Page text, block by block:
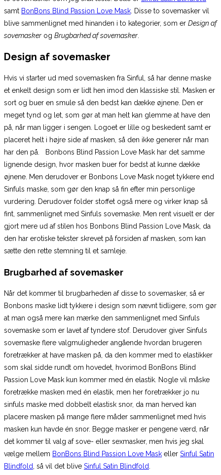
samt BonBons Blind Passion Love Mask . Disse to sovemasker vil
blive sammenlignet med hinanden i to kategorier, som er Design af
sovemasker og Brugbarhed af sovemasker
Design af sovemasker
Hvis vi starter ud med sovemasken fra Sinful, så har denne maske
et enkelt design som er lidt hen imod den klassiske stil. Masken er
sort og buer en smule så den bedst kan dække øjnene. Den er
meget tynd og let, som gør at man helt kan glemme at have den
på, når man ligger i sengen. Logoet er lille og beskedent samt er
placeret helt i højre side af masken, så den ikke generer når man
har den på. Bonbons Blind Passion Love Mask har det samme
lignende design, hvor masken buer for bedst at kunne dække
øjnene. Men derudover er Bonbons Love Mask noget tykkere end
Sinfuls maske, som gør den knap så fin efter min personlige
vurdering. Derudover folder stoffet også mere og virker knap så
fint, sammenlignet med Sinfuls sovemaske. Men rent visuelt er der
gjort mere ud af stilen hos Bonbons Blind Passion Love Mask, da
den har erotiske tekster skrevet på forsiden af masken, som kan
sætte den rette stemning til et samleje.
Brugbarhed af sovemasker
Når det kommer til brugbarheden af disse to sovemasker, så er
Bonbons maske lidt tykkere i design som nævnt tidligere, som gør
at man også mere kan mærke den sammenlignet med Sinfuls
sovemaske som er lavet af tyndere stof. Derudover giver Sinfuls
sovemaske flere valgmuligheder angående hvordan brugeren
foretrækker at have masken på, da den kommer med to elastikker
som skal sidde rundt om hovedet, hvorimod BonBons Blind
Passion Love Mask kun kommer med én elastik. Nogle vil måske
foretrække masken med én elastik, men her foretrækker jo nu
sinfuls maske med dobbelt elastisk snor, da man herved kan
placere masken på mange flere måder sammenlignet med hvis
masken kun havde én snor. Begge masker er pengene værd, når
det kommer til valg af sove- eller sexmasker, men hvis jeg skal
vælge mellem BonBons Blind Passion Love Mask eller Sinful Satin
Blindfold , så vil det blive Sinful Satin Blindfold